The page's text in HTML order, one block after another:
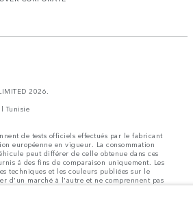
2026.
Tunisie
de tests officiels effectués par le fabricant
européenne en vigueur. La consommation
peut différer de celle obtenue dans ces
å des fins de comparaison uniquement. Les
techniques et les couleurs publiées sur le
d'un marché à l'autre et ne comprennent pas